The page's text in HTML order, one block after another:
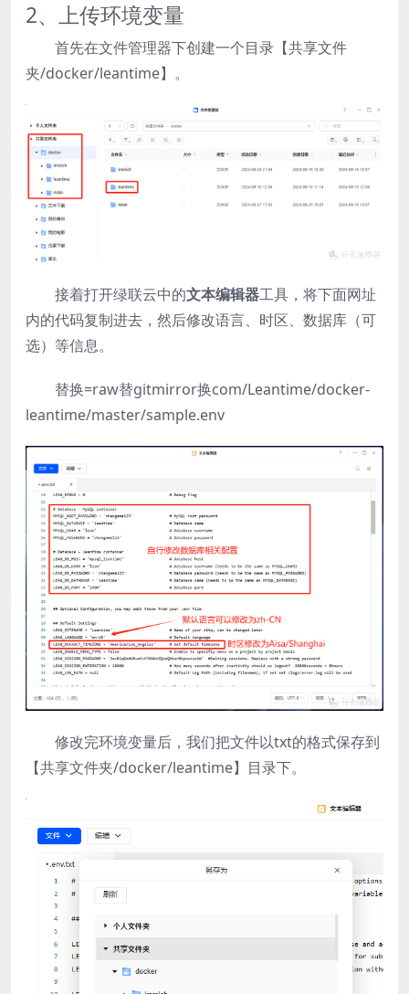
2、上传环境变量
首先在文件管理器下创建一个目录【共享文件
夹/docker/leantime】。
接着打开绿联云中的文本编辑器工具，将下面网址
内的代码复制进去，然后修改语言、时区、数据库（可
选）等信息。
替换=raw替gitmirror换com/Leantime/docker-
leantime/master/sample.env
修改完环境变量后，我们把文件以txt的格式保存到
【共享文件夹/docker/leantime】目录下。